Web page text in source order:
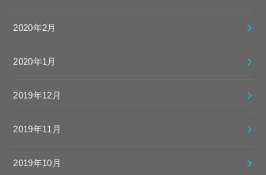
2020年2月
2020年1月
2019年12月
2019年11月
2019年10月